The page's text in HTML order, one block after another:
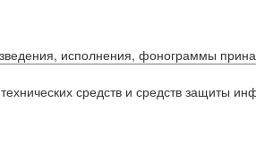
исполнения, фонограммы
средств и средств защиты